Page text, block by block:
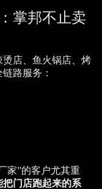
掌邦不止卖
店、鱼火锅店、烤
路服务：
家”的客户尤其重
门店跑起来的系